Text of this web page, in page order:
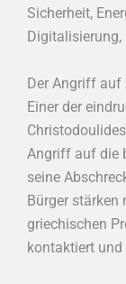
Sicherheit,
Der Angriff auf
Einer der
Angriff auf die
seine
Bürger stärken
griechischen
kontaktiert und